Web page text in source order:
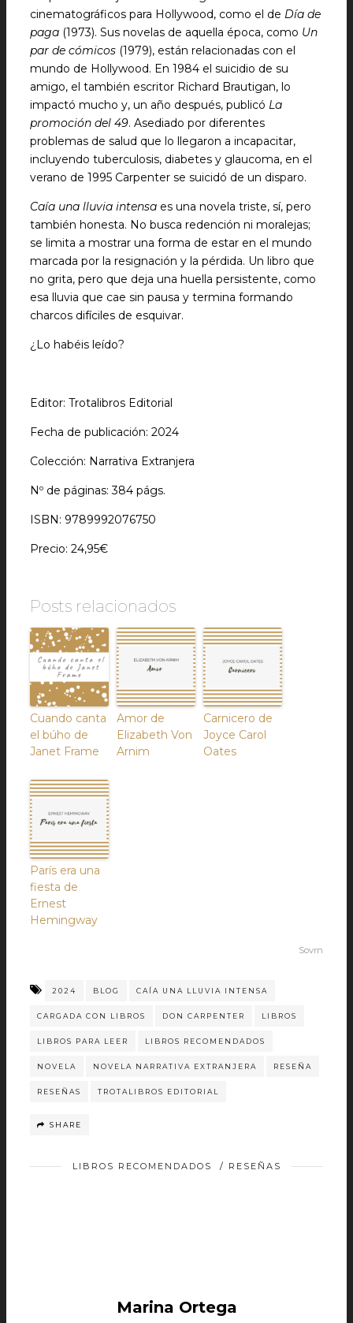
cinematográficos para Hollywood, como el de Día de
paga (1973). Sus novelas de aquella época, como Un
par de cómicos (1979), están relacionadas con el
mundo de Hollywood. En 1984 el suicidio de su
amigo, el también escritor Richard Brautigan, lo
impactó mucho y, un año después, publicó La
promoción del 49. Asediado por diferentes
problemas de salud que lo llegaron a incapacitar,
incluyendo tuberculosis, diabetes y glaucoma, en el
verano de 1995 Carpenter se suicidó de un disparo.
Caía una lluvia intensa es una novela triste, sí, pero
también honesta. No busca redención ni moralejas;
se limita a mostrar una forma de estar en el mundo
marcada por la resignación y la pérdida. Un libro que
no grita, pero que deja una huella persistente, como
esa lluvia que cae sin pausa y termina formando
charcos difíciles de esquivar.
¿Lo habéis leído?
Editor: Trotalibros Editorial
Fecha de publicación: 2024
Colección: Narrativa Extranjera
Nº de páginas: 384 págs.
ISBN: 9789992076750
Precio: 24,95€
Posts relacionados
Cuando canta
el búho de
Janet Frame
Amor de
Elizabeth Von
Arnim
Carnicero de
Joyce Carol
Oates
París era una
fiesta de
Ernest
Hemingway
Sovrn
2024 BLOG CAÍA UNA LLUVIA INTENSA
CARGADA CON LIBROS DON CARPENTER LIBROS
LIBROS PARA LEER LIBROS RECOMENDADOS
NOVELA NOVELA NARRATIVA EXTRANJERA RESEÑA
RESEÑAS TROTALIBROS EDITORIAL
SHARE
LIBROS RECOMENDADOS / RESEÑAS
Marina Ortega